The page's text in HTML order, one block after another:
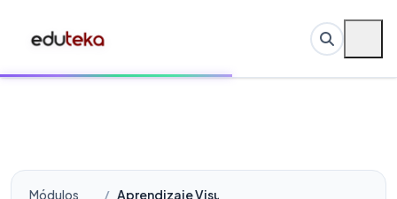
Módulos Aprendizaje Visual